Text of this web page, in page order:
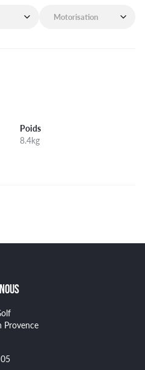
Poids
8.4kg
Provence